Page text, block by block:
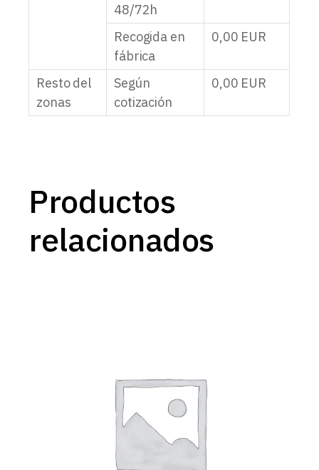
48/72h
Recogida en
fábrica
0,00 EUR
Resto del
zonas
Según
cotización
0,00 EUR
Productos
relacionados